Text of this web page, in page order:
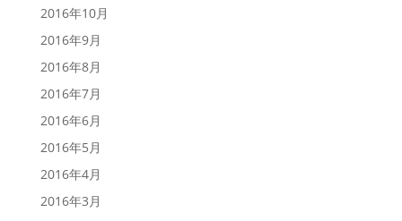
2016年10月
2016年9月
2016年8月
2016年7月
2016年6月
2016年5月
2016年4月
2016年3月